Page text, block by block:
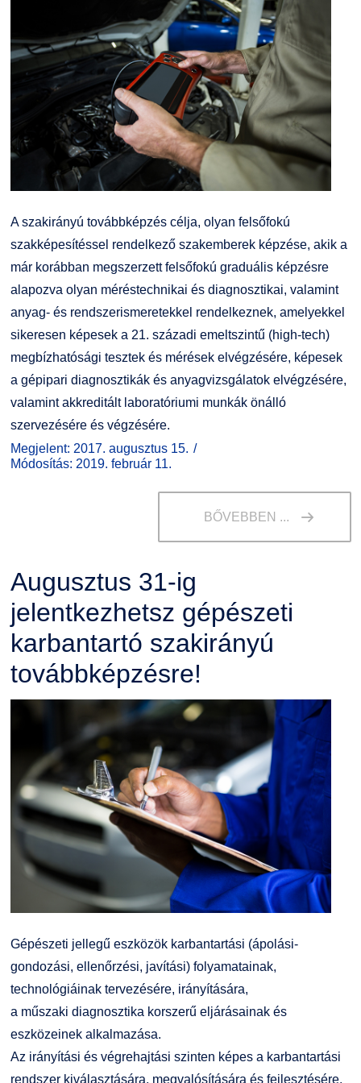
Kiemelt ösztöndíjak
Nemzetközi Lehetőségek
Szolgáltatások
Fordítási Szolgáltatások
GY.I.K.
Átjelentkezőknek
Kapcsolat
TDK/Tehetségnap
Online Studium
Együttműködő partnereink
A szakirányú továbbképzés célja, olyan felsőfokú
szakképesítéssel rendelkező szakemberek képzése, akik a
már korábban megszerzett felsőfokú graduális képzésre
alapozva olyan méréstechnikai és diagnosztikai, valamint
anyag- és rendszerismeretekkel rendelkeznek, amelyekkel
sikeresen képesek a 21. századi emeltszintű (high-tech)
megbízhatósági tesztek és mérések elvégzésére, képesek
a gépipari diagnosztikák és anyagvizsgálatok elvégzésére,
valamint akkreditált laboratóriumi munkák önálló
szervezésére és végzésére.
Megjelent: 2017. augusztus 15.
Módosítás: 2019. február 11.
BŐVEBBEN ...
Augusztus 31-ig
jelentkezhetsz gépészeti
karbantartó szakirányú
továbbképzésre!
Gépészeti jellegű eszközök karbantartási (ápolási-
gondozási, ellenőrzési, javítási) folyamatainak,
technológiáinak tervezésére, irányítására,
a műszaki diagnosztika korszerű eljárásainak és
eszközeinek alkalmazása.
Az irányítási és végrehajtási szinten képes a karbantartási
rendszer kiválasztására, megvalósítására és fejlesztésére.